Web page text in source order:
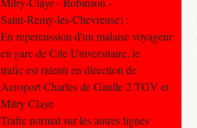
Saint-Remy-les-Chevreuse) :
En repercussion d'un malaise voyageur
en gare de Cite Universitaire, le
trafic est ralenti en direction de
Aeroport Charles de Gaulle 2 TGV et
Mitry Claye
Trafic normal sur les autres lignes